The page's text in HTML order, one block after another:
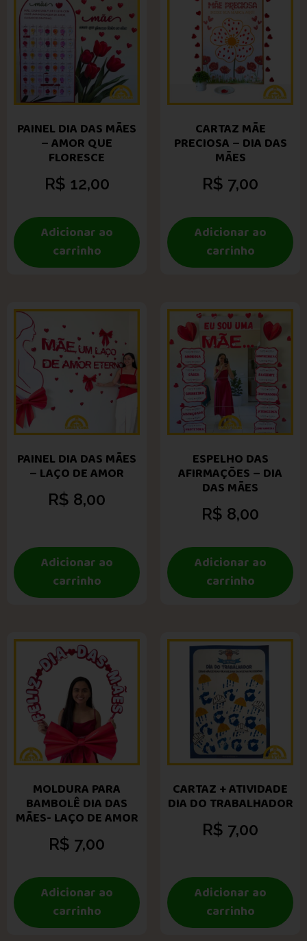
PAINEL DIA DAS MÃES
– AMOR QUE
FLORESCE
R$ 12,00
Adicionar ao
carrinho
CARTAZ MÃE
PRECIOSA – DIA DAS
MÃES
R$ 7,00
Adicionar ao
carrinho
PAINEL DIA DAS MÃES
– LAÇO DE AMOR
R$ 8,00
Adicionar ao
carrinho
ESPELHO DAS
AFIRMAÇÕES – DIA
DAS MÃES
R$ 8,00
Adicionar ao
carrinho
MOLDURA PARA
BAMBOLÊ DIA DAS
MÃES- LAÇO DE AMOR
R$ 7,00
Adicionar ao
carrinho
CARTAZ + ATIVIDADE
DIA DO TRABALHADOR
R$ 7,00
Adicionar ao
carrinho